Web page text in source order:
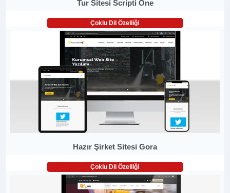
Tur Sitesi Scripti One
Çoklu Dil Özelliği
Hazır Şirket Sitesi Gora
Çoklu Dil Özelliği